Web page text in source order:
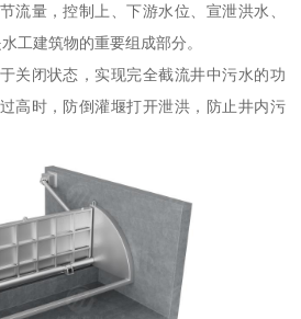
流量，控制上、下游水位、宣泄洪水、
工建筑物的重要组成部分。
关闭状态，实现完全截流井中污水的功
高时，防倒灌堰打开泄洪，防止井内污